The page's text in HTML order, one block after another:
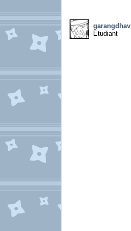
garangdhav
Etudiant